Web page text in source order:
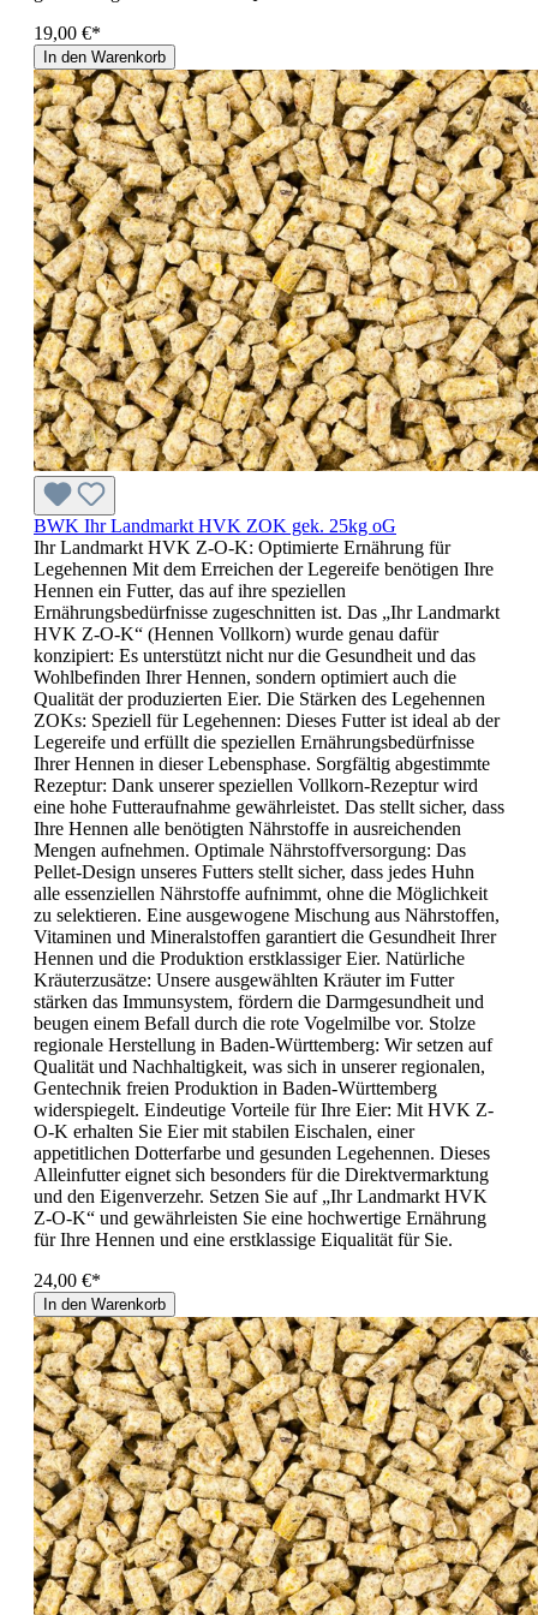
19,00 €*
In den Warenkorb
BWK Ihr Landmarkt HVK ZOK gek. 25kg oG
Ihr Landmarkt HVK Z-O-K: Optimierte Ernährung für
Legehennen Mit dem Erreichen der Legereife benötigen Ihre
Hennen ein Futter, das auf ihre speziellen
Ernährungsbedürfnisse zugeschnitten ist. Das „Ihr Landmarkt
HVK Z-O-K“ (Hennen Vollkorn) wurde genau dafür
konzipiert: Es unterstützt nicht nur die Gesundheit und das
Wohlbefinden Ihrer Hennen, sondern optimiert auch die
Qualität der produzierten Eier. Die Stärken des Legehennen
ZOKs: Speziell für Legehennen: Dieses Futter ist ideal ab der
Legereife und erfüllt die speziellen Ernährungsbedürfnisse
Ihrer Hennen in dieser Lebensphase. Sorgfältig abgestimmte
Rezeptur: Dank unserer speziellen Vollkorn-Rezeptur wird
eine hohe Futteraufnahme gewährleistet. Das stellt sicher, dass
Ihre Hennen alle benötigten Nährstoffe in ausreichenden
Mengen aufnehmen. Optimale Nährstoffversorgung: Das
Pellet-Design unseres Futters stellt sicher, dass jedes Huhn
alle essenziellen Nährstoffe aufnimmt, ohne die Möglichkeit
zu selektieren. Eine ausgewogene Mischung aus Nährstoffen,
Vitaminen und Mineralstoffen garantiert die Gesundheit Ihrer
Hennen und die Produktion erstklassiger Eier. Natürliche
Kräuterzusätze: Unsere ausgewählten Kräuter im Futter
stärken das Immunsystem, fördern die Darmgesundheit und
beugen einem Befall durch die rote Vogelmilbe vor. Stolze
regionale Herstellung in Baden-Württemberg: Wir setzen auf
Qualität und Nachhaltigkeit, was sich in unserer regionalen,
Gentechnik freien Produktion in Baden-Württemberg
widerspiegelt. Eindeutige Vorteile für Ihre Eier: Mit HVK Z-
O-K erhalten Sie Eier mit stabilen Eischalen, einer
appetitlichen Dotterfarbe und gesunden Legehennen. Dieses
Alleinfutter eignet sich besonders für die Direktvermarktung
und den Eigenverzehr. Setzen Sie auf „Ihr Landmarkt HVK
Z-O-K“ und gewährleisten Sie eine hochwertige Ernährung
für Ihre Hennen und eine erstklassige Eiqualität für Sie.
24,00 €*
In den Warenkorb